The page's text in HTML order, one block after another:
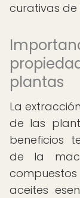
curativas de
plantas
La
de las
beneficios
de la
aceites